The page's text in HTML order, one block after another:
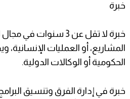
خبرة
خبرة لا تقل عن 3 سنوات
المشاريع، أو العمليات
الحكومية أو الوكالات الدولية.
خبرة في إدارة الفرق وتنسيق